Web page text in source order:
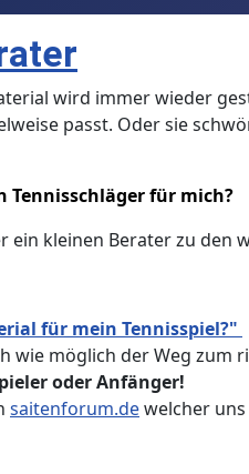
wird immer wieder
passt. Oder sie
Tennisschläger für mich?
ein kleinen Berater zu den
für mein Tennisspiel?"
wie möglich der Weg zum
oder Anfänger!
saitenforum.dewelcher